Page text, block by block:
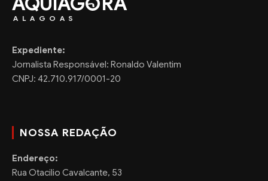
ALAGOAS
Expediente:
Jornalista Responsável: Ronaldo Valentim
CNPJ: 42.710.917/0001-20
NOSSA REDAÇÃO
Endereço:
Rua Otacilio Cavalcante, 53